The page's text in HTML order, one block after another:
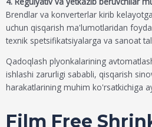
Brendlar va konverterlar kirib
uchun qisqarish ma'lumotlaridan
texnik spetsifikatsiyalarga va sanoat
Qadoqlash plyonkalarining
ishlashi zarurligi sababli, qisqarish
harakatlarining muhim ko'rsatkichiga
Film Free